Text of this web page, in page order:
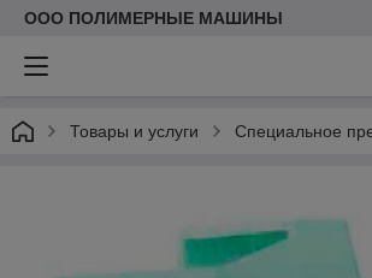
ООО ПОЛИМЕРНЫЕ МАШИНЫ
Товары и услуги Специальное